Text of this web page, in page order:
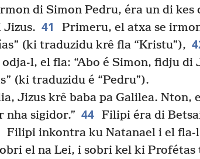
di Simon Pedru, éra un di kes
Jizus. 41
Primeru, el atxa se
(ki traduzidu krê fla “Kristu”),
l, el fla: “Abo é Simon, fidju di
(ki traduzidu é “Pedru”).
Jizus krê baba pa Galilea. Nton,
nha sigidor.” 44 Filipi éra di
Filipi inkontra ku Natanael i el fla-
el na Lei, i sobri kel ki Profétas